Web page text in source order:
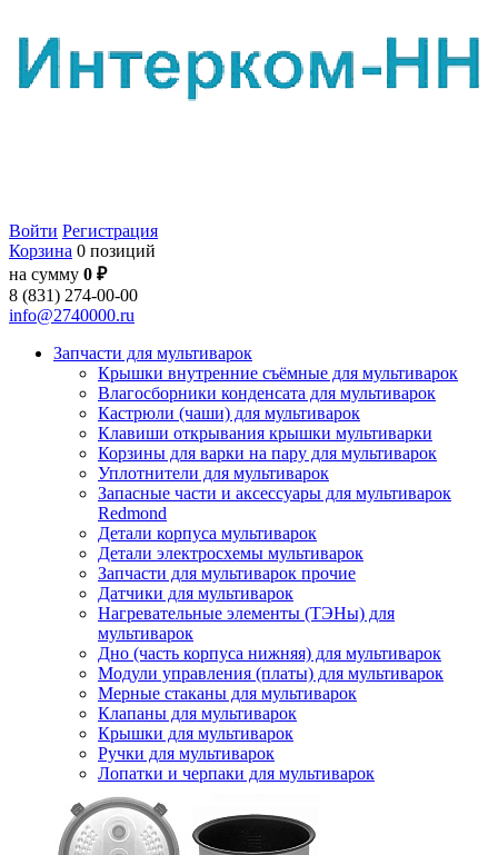
Войти Регистрация
Корзина 0 позиций
на сумму 0 ₽
8 (831) 274-00-00
info@2740000.ru
Запчасти для мультиварок
Крышки внутренние съёмные для мультиварок
Влагосборники конденсата для мультиварок
Кастрюли (чаши) для мультиварок
Клавиши открывания крышки мультиварки
Корзины для варки на пару для мультиварок
Уплотнители для мультиварок
Запасные части и аксессуары для мультиварок
Redmond
Детали корпуса мультиварок
Детали электросхемы мультиварок
Запчасти для мультиварок прочие
Датчики для мультиварок
Нагревательные элементы (ТЭНы) для
мультиварок
Дно (часть корпуса нижняя) для мультиварок
Модули управления (платы) для мультиварок
Мерные стаканы для мультиварок
Клапаны для мультиварок
Крышки для мультиварок
Ручки для мультиварок
Лопатки и черпаки для мультиварок